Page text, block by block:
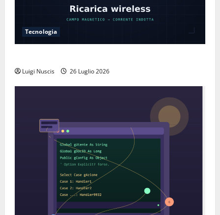
Tecnologia
Luigi Nuscis 26 Luglio 2026